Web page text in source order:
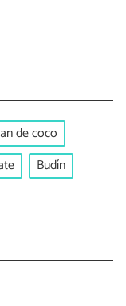
de coco
Budín